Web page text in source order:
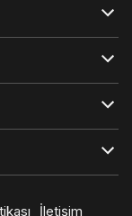
İletişim